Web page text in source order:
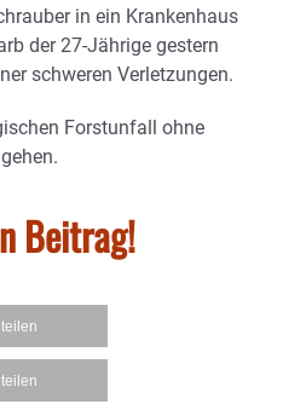
in ein Krankenhaus
der 27-Jährige gestern
schweren Verletzungen.
Forstunfall ohne
Beitrag!
teilen
teilen